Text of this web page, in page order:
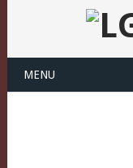
MENU